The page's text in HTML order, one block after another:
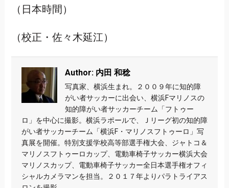
（日本時間）
（校正・佐々木延江）
Author: 内田 和稔
写真家、横浜生まれ。２００９年に知的障
がい者サッカーに出会い、横浜Fマリノスの
知的障がい者サッカーチーム「フトゥー
ロ」を中心に撮影。横浜ラポールで、Ｊリーグ初の知的障
がい者サッカーチーム「横浜F・マリノスフトゥーロ」写
真展を開催。特別支援学校高等部選手権大会、ジャトコ＆
マリノスフトゥーロカップ、電動車椅子サッカー横浜大会
マリノスカップ、電動車椅子サッカー全日本選手権オフィ
シャルカメラマンを担当。２０１７年よりパラトライアス